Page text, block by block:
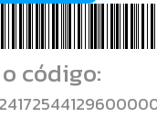
código: